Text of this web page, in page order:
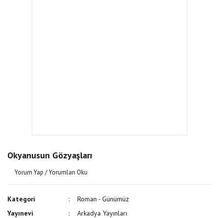
Okyanusun Gözyaşları
Yorum Yap / Yorumları Oku
Kategori
Roman - Günümüz
Yayınevi
Arkadya Yayınları